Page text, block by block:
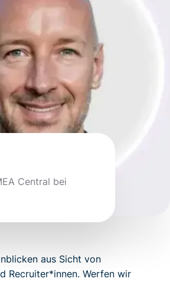
Central bei
aus Sicht von
Recruiter*innen. Werfen wir